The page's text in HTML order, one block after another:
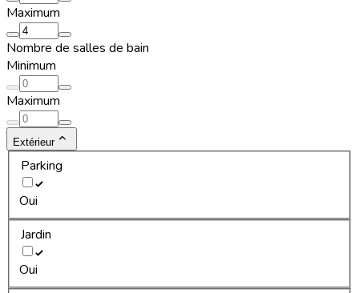
Maximum
Nombre de salles de bain
Minimum
Maximum
Extérieur
Parking
Oui
Jardin
Oui